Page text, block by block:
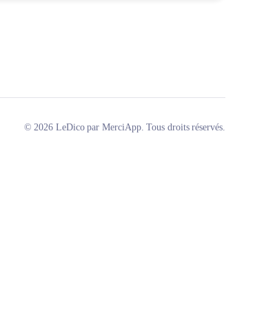
© 2026 LeDico par MerciApp. Tous droits réservés.